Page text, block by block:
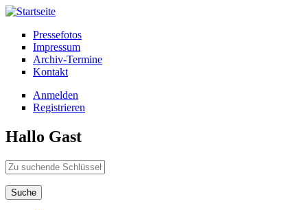
Direkt zum Inhalt
Pressefotos
Impressum
Archiv-Termine
Kontakt
Anmelden
Registrieren
Hallo Gast
Zu suchende Schlüsselwörter